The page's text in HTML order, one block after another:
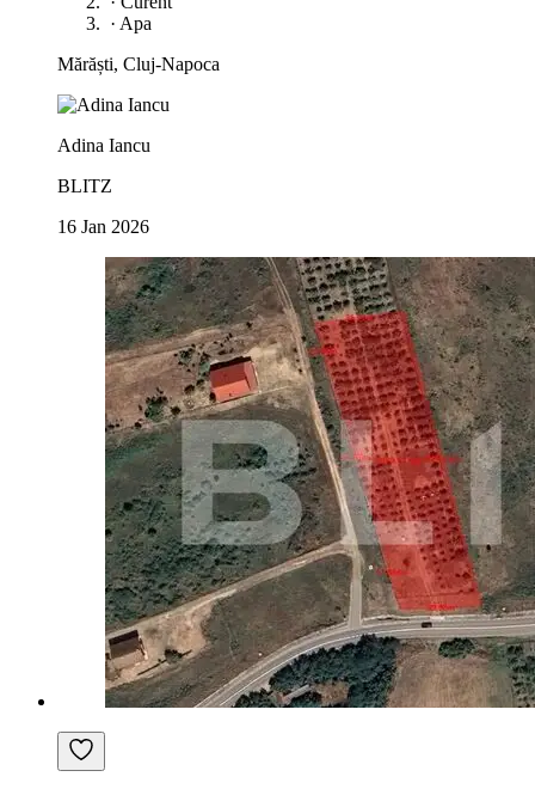
· Apa
Mărăști, Cluj-Napoca
Adina Iancu
BLITZ
16 Jan 2026